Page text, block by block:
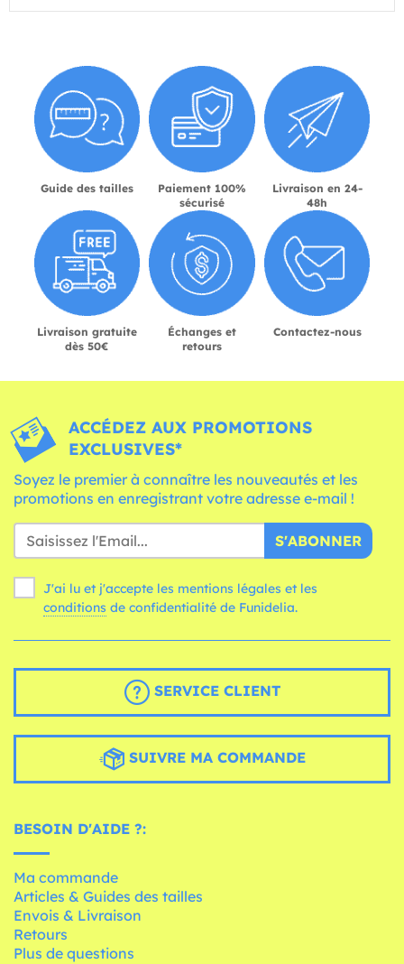
Guide des tailles
Paiement 100%
sécurisé
Livraison en 24-
48h
Livraison gratuite
dès 50€
Échanges et
retours
Contactez-nous
ACCÉDEZ AUX PROMOTIONS
EXCLUSIVES*
Soyez le premier à connaître les nouveautés et les
promotions en enregistrant votre adresse e-mail !
S'ABONNER
J'ai lu et j'accepte les mentions légales et les
conditions de confidentialité de Funidelia.
SERVICE CLIENT
SUIVRE MA COMMANDE
BESOIN D'AIDE ?:
Ma commande
Articles & Guides des tailles
Envois & Livraison
Retours
Plus de questions